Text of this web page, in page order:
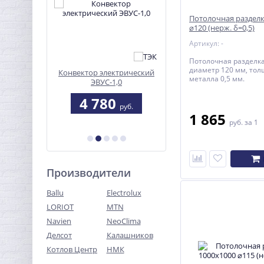
Конвектор электрический
ЭВУС-1,0
4 780 руб.
Газовый комплект
25
41 847 руб.
Производители
Ballu
Electrolux
LORIOT
MTN
Navien
NeoClima
Делсот
Калашников
Котлов Центр
НМК
Потолочная
⌀120 (нерж. δ=0,5)
Артикул: -
Потолочная
диаметр 120 мм,
металла 0,5 мм.
1 865 руб. за 1